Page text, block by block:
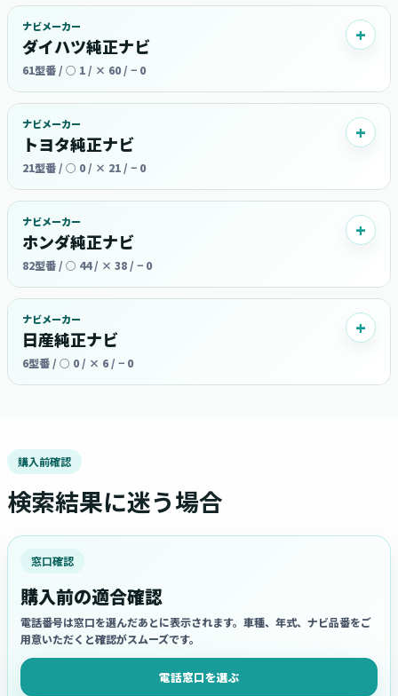
ナビメーカー
ダイハツ純正ナビ
61型番 / ○ 1 / × 60 / − 0
ナビメーカー
トヨタ純正ナビ
21型番 / ○ 0 / × 21 / − 0
ナビメーカー
ホンダ純正ナビ
82型番 / ○ 44 / × 38 / − 0
ナビメーカー
日産純正ナビ
6型番 / ○ 0 / × 6 / − 0
購入前確認
検索結果に迷う場合
窓口確認
購入前の適合確認
電話番号は窓口を選んだあとに表示されます。車種、年式、ナビ品番をご
用意いただくと確認がスムーズです。
電話窓口を選ぶ